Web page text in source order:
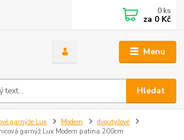
Menu
Hledat
0 ks
za 0 Kč
garnýže Lux Modern
dvoutyčové
garnýž Lux Modern patina 200cm